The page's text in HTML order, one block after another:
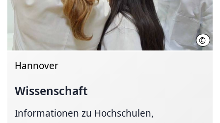
©
Hannover
Wissenschaft
Informationen zu Hochschulen,